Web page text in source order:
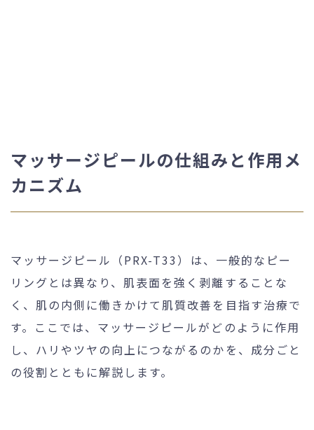
マッサージピールの仕組みと作用メ
カニズム
マッサージピール（PRX-T33）は、一般的なピー
リングとは異なり、肌表面を強く剥離することな
く、肌の内側に働きかけて肌質改善を目指す治療で
す。ここでは、マッサージピールがどのように作用
し、ハリやツヤの向上につながるのかを、成分ごと
の役割とともに解説します。